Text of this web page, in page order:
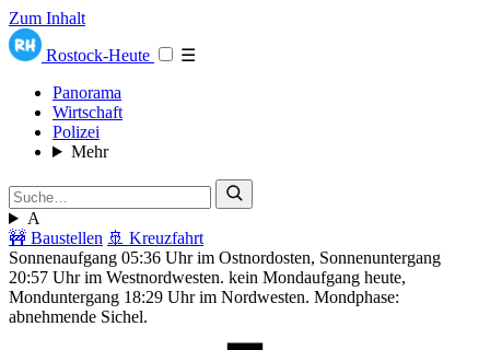
Zum Inhalt
Rostock-Heute
☰
Panorama
Wirtschaft
Polizei
Mehr
A
🚧 Baustellen 🚢 Kreuzfahrt
Sonnenaufgang 05:36 Uhr im Ostnordosten, Sonnenuntergang
20:57 Uhr im Westnordwesten. kein Mondaufgang heute,
Monduntergang 18:29 Uhr im Nordwesten. Mondphase:
abnehmende Sichel.